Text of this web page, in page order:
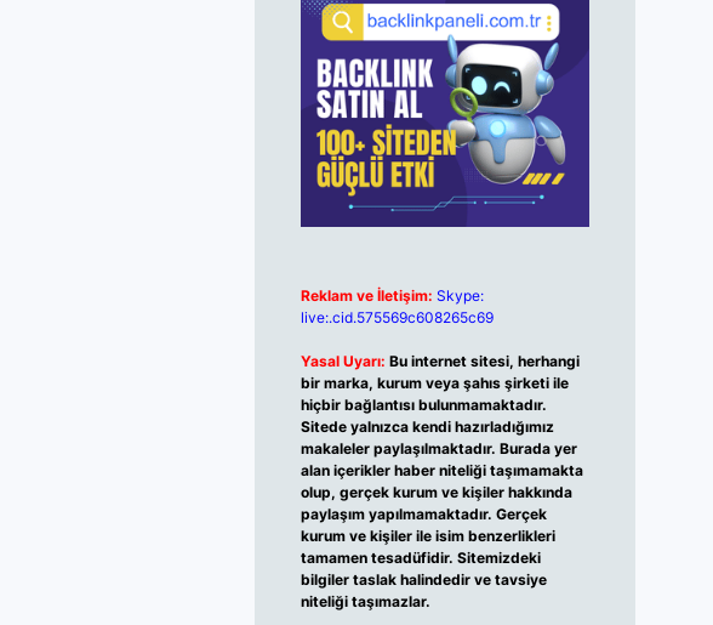
Reklam ve İletişim: Skype:
live:.cid.575569c608265c69
Yasal Uyarı: Bu internet sitesi, herhangi
bir marka, kurum veya şahıs şirketi ile
hiçbir bağlantısı bulunmamaktadır.
Sitede yalnızca kendi hazırladığımız
makaleler paylaşılmaktadır. Burada yer
alan içerikler haber niteliği taşımamakta
olup, gerçek kurum ve kişiler hakkında
paylaşım yapılmamaktadır. Gerçek
kurum ve kişiler ile isim benzerlikleri
tamamen tesadüfidir. Sitemizdeki
bilgiler taslak halindedir ve tavsiye
niteliği taşımazlar.